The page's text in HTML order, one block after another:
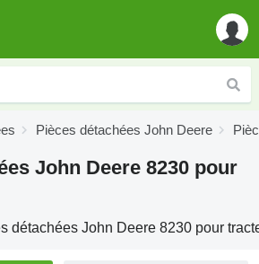
Pièces détachées John Deere
John Deere 8230 pour
détachées John Deere 8230 pour